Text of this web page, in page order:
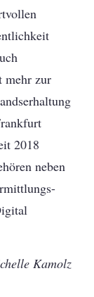
mehr zur
2018
neben
Kamolz